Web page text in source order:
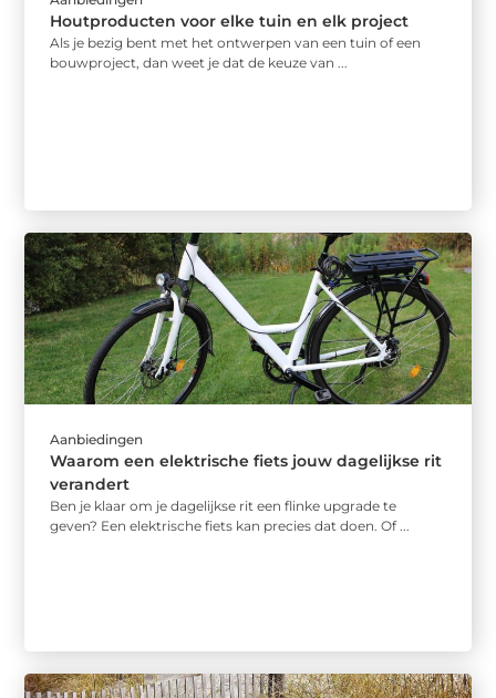
Houtproducten voor elke tuin en elk project
Als je bezig bent met het ontwerpen van een tuin of een
bouwproject, dan weet je dat de keuze van ...
Aanbiedingen
Waarom een elektrische fiets jouw dagelijkse rit
verandert
Ben je klaar om je dagelijkse rit een flinke upgrade te
geven? Een elektrische fiets kan precies dat doen. Of ...